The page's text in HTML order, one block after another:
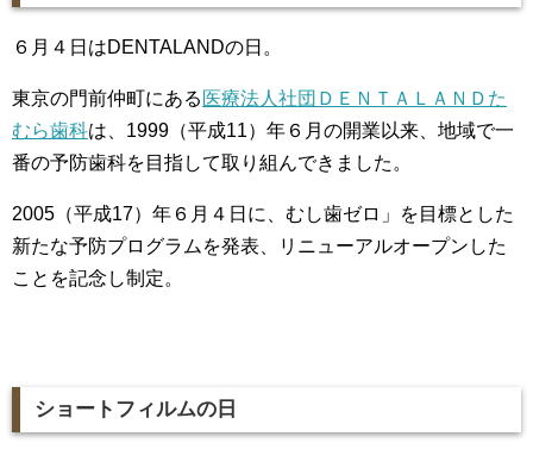
６月４日はDENTALANDの日。
東京の門前仲町にある 医療法人社団ＤＥＮＴＡＬＡＮＤた
むら歯科は、1999（平成11）年６月の開業以来、地域で一
番の予防歯科を目指して取り組んできました。
2005（平成17）年６月４日に、むし歯ゼロ」を目標とした
新たな予防プログラムを発表、リニューアルオープンした
ことを記念し制定。
ショートフィルムの日